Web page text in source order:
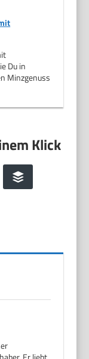
Du in
Minzgenuss
Buffer